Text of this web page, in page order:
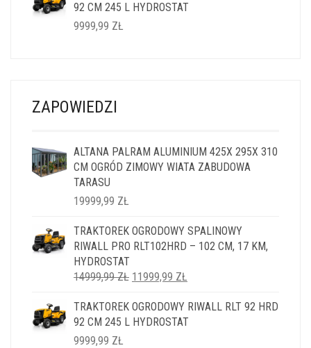
14999,99 ZŁ.11999,99 ZŁ.
92 CM 245 L HYDROSTAT
9999,99 ZŁ
ZAPOWIEDZI
ALTANA PALRAM ALUMINIUM 425X 295X 310
CM OGRÓD ZIMOWY WIATA ZABUDOWA
TARASU
19999,99 ZŁ
TRAKTOREK OGRODOWY SPALINOWY
RIWALL PRO RLT102HRD – 102 CM, 17 KM,
HYDROSTAT
14999,99ZŁ PIERWOTNA
WYNOSIŁA:
14999,99 ZŁ.
11999,99 ZŁ
WYNOSI:
11999,99 ZŁ.
TRAKTOREK OGRODOWY RIWALL RLT 92 HRD
92 CM 245 L HYDROSTAT
9999,99 ZŁ